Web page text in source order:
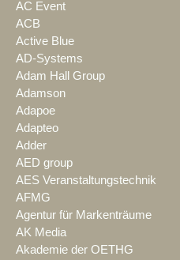
AC Event
ACB
Active Blue
AD-Systems
Adam Hall Group
Adamson
Adapoe
Adapteo
Adder
AED group
AES Veranstaltungstechnik
AFMG
Agentur für Markenträume
AK Media
Akademie der OETHG